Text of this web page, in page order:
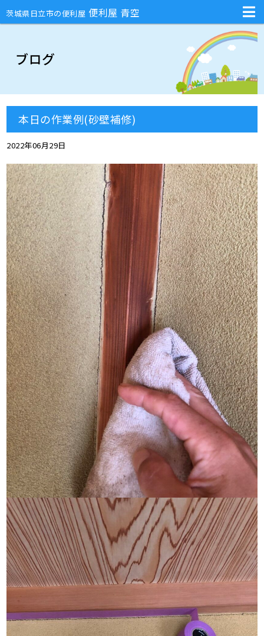
茨城県日立市の便利屋 便利屋 青空
不用品回収・部屋の片付け・庭のお手入れ・ハチの巣駆除・引越し
ブログ
本日の作業例(砂壁補修)
2022年06月29日